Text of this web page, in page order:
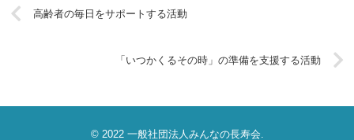
高齢者の毎日をサポートする活動
「いつかくるその時」の準備を支援する活動
© 2022 一般社団法人みんなの長寿会.